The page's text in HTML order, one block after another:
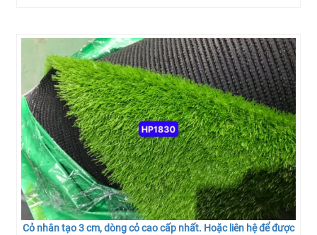
Cỏ nhân tạo 3 cm, dòng cỏ cao cấp nhất. Hoặc liên hệ để được